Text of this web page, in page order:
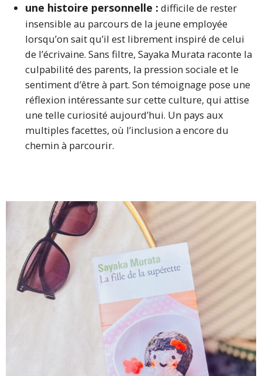
une histoire personnelle : difficile de rester
insensible au parcours de la jeune employée
lorsqu’on sait qu’il est librement inspiré de celui
de l’écrivaine. Sans filtre, Sayaka Murata raconte la
culpabilité des parents, la pression sociale et le
sentiment d’être à part. Son témoignage pose une
réflexion intéressante sur cette culture, qui attise
une telle curiosité aujourd’hui. Un pays aux
multiples facettes, où l’inclusion a encore du
chemin à parcourir.